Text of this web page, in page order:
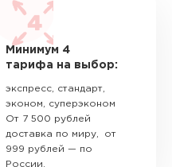
Минимум 4
тарифа на выбор:
экспресс, стандарт,
эконом, суперэконом
От 7 500 рублей
доставка по миру, от
999 рублей — по
России.